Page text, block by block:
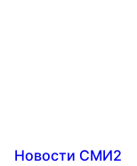
Новости СМИ2